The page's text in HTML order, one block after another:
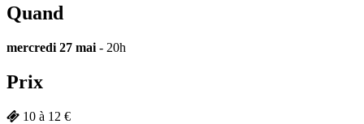
Quand
mercredi 27 mai - 20h
Prix
10 à 12 €